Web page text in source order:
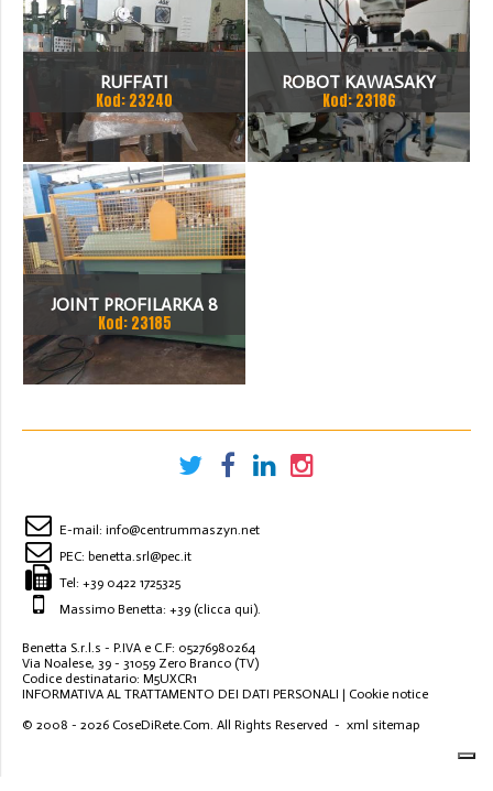
RUFFATI
Kod: 23240
ROBOT KAWASAKY
Kod: 23186
JOINT PROFILARKA 8
STACJI
Kod: 23185
E-mail: info@centrummaszyn.net
PEC: benetta.srl@pec.it
Tel: +39 0422 1725325
Massimo Benetta: +39 (clicca qui).
Benetta S.r.l.s - P.IVA e C.F: 05276980264
Via Noalese, 39 - 31059 Zero Branco (TV)
Codice destinatario: M5UXCR1
INFORMATIVA AL TRATTAMENTO DEI DATI PERSONALI | Cookie notice
© 2008 - 2026 CoseDiRete.Com. All Rights Reserved - xml sitemap